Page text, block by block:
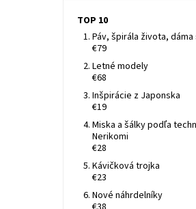
TOP 10
Páv, špirála života, dáma
€79
Letné modely
€68
Inšpirácie z Japonska
€19
Miska a šálky podľa
Nerikomi
€28
Kávičková trojka
€23
Nové náhrdelníky